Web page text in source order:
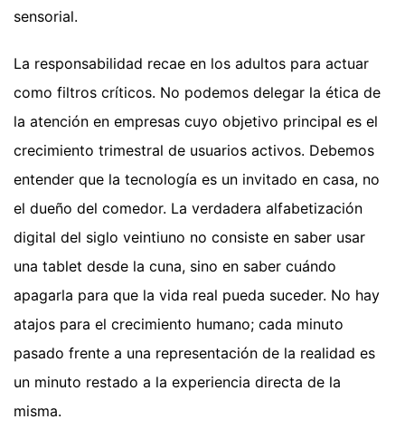
sensorial.
La responsabilidad recae en los adultos para actuar
como filtros críticos. No podemos delegar la ética de
la atención en empresas cuyo objetivo principal es el
crecimiento trimestral de usuarios activos. Debemos
entender que la tecnología es un invitado en casa, no
el dueño del comedor. La verdadera alfabetización
digital del siglo veintiuno no consiste en saber usar
una tablet desde la cuna, sino en saber cuándo
apagarla para que la vida real pueda suceder. No hay
atajos para el crecimiento humano; cada minuto
pasado frente a una representación de la realidad es
un minuto restado a la experiencia directa de la
misma.